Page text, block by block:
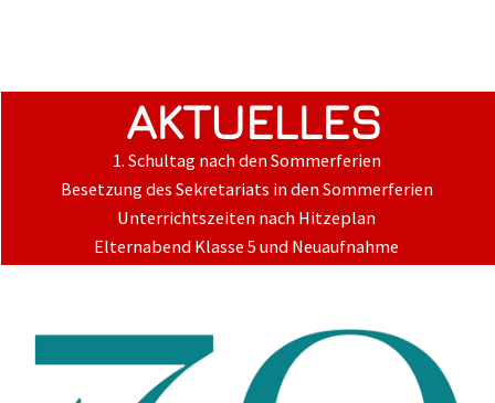
AKTUELLES
1. Schultag nach den Sommerferien
Besetzung des Sekretariats in den Sommerferien
Unterrichtszeiten nach Hitzeplan
Elternabend Klasse 5 und Neuaufnahme